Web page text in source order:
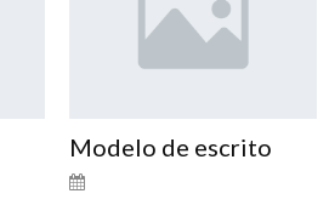
Modelo de escrito